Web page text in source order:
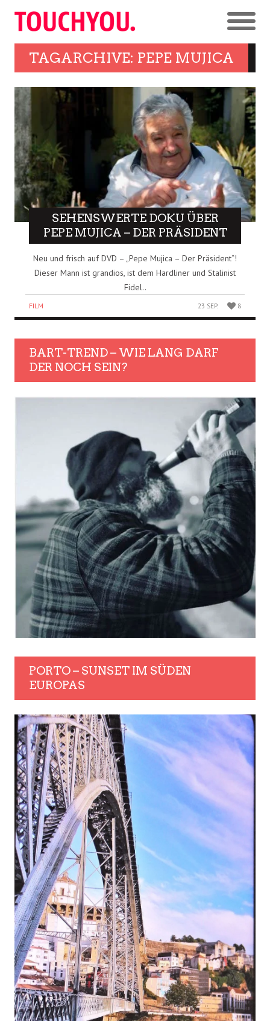
TAGARCHIVE: PEPE MUJICA
SEHENSWERTE DOKU ÜBER
PEPE MUJICA – DER PRÄSIDENT
Neu und frisch auf DVD – „Pepe Mujica – Der Präsident“!
Dieser Mann ist grandios, ist dem Hardliner und Stalinist
Fidel..
FILM 23 SEP. 8
BART-TREND – WIE LANG DARF
DER NOCH SEIN?
PORTO – SUNSET IM SÜDEN
EUROPAS